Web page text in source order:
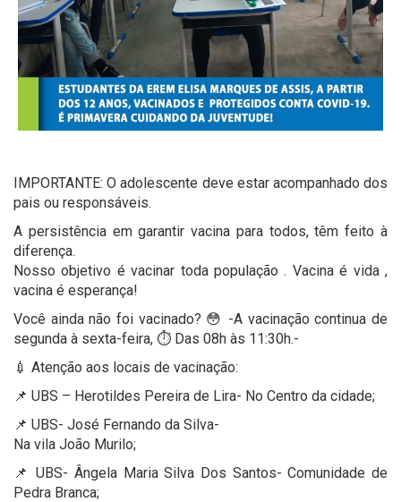
IMPORTANTE: O adolescente deve estar acompanhado dos
pais ou responsáveis.
A persistência em garantir vacina para todos, têm feito à
diferença.
Nosso objetivo é vacinar toda população . Vacina é vida ,
vacina é esperança!
Você ainda não foi vacinado? 😳 -A vacinação continua de
segunda à sexta-feira, ⏱️ Das 08h às 11:30h.-
💉 Atenção aos locais de vacinação:
📌 UBS – Herotildes Pereira de Lira- No Centro da cidade;
📌 UBS- José Fernando da Silva-
Na vila João Murilo;
📌 UBS- Ângela Maria Silva Dos Santos- Comunidade de
Pedra Branca;